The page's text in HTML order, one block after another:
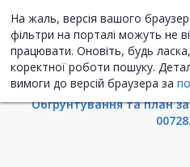
На жаль, версія вашого
фільтри на порталі можуть не
працювати. Оновіть, будь
коректної роботи пошуку.
вимоги до версій браузера за
Інформація
Обгрунтування та план